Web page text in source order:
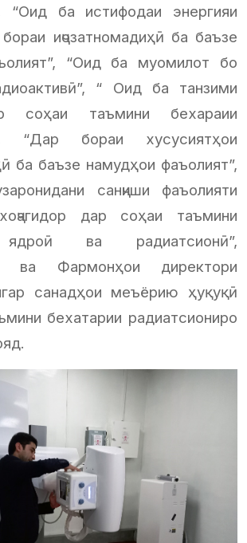
“Оид ба истифодаи энергияи
иҷозатномадиҳӣ ба баъзе
“Оид ба муомилот бо
“ Оид ба танзими
соҳаи таъмини бехараии
“Дар бораи хусусиятҳои
ба баъзе намудҳои фаъолият”,
санҷиши фаъолияти
дар соҳаи таъмини
ядроӣ ва радиатсионӣ”,
ва Фармонҳои директори
санадҳои меъёрию ҳуқуқӣ
бехатарии радиатсиониро